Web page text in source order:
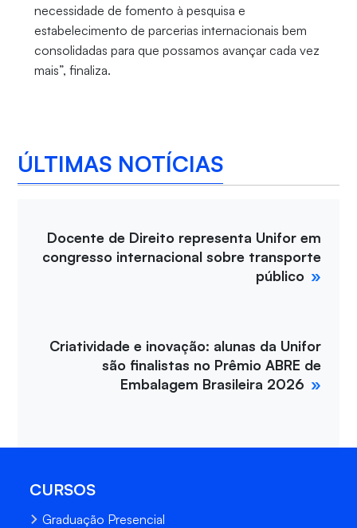
necessidade de fomento à pesquisa e
estabelecimento de parcerias internacionais bem
consolidadas para que possamos avançar cada vez
mais”, finaliza.
ÚLTIMAS NOTÍCIAS
Docente de Direito representa Unifor em
congresso internacional sobre transporte
público
Criatividade e inovação: alunas da Unifor
são finalistas no Prêmio ABRE de
Embalagem Brasileira 2026
CURSOS
Graduação Presencial